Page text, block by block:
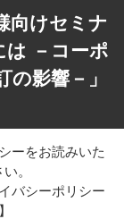
向けセミナ
は －コーポ
影響－」
ーをお読みいた
。
バシーポリシー